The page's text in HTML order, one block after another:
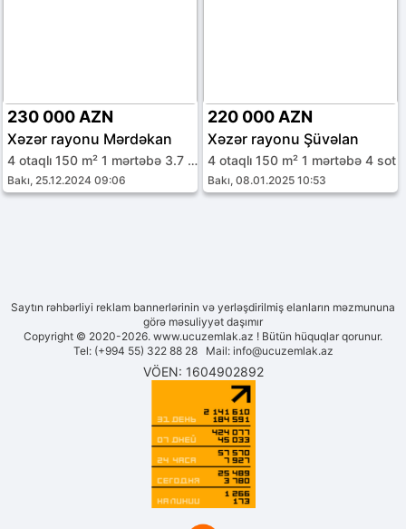
230 000 AZN
Xəzər rayonu Mərdəkan
4 otaqlı 150 m² 1 mərtəbə 3.7 sot
Bakı, 25.12.2024 09:06
220 000 AZN
Xəzər rayonu Şüvəlan
4 otaqlı 150 m² 1 mərtəbə 4 sot
Bakı, 08.01.2025 10:53
Saytın rəhbərliyi reklam bannerlərinin və yerləşdirilmiş elanların məzmununa
görə məsuliyyət daşımır
Copyright © 2020-2026. www.ucuzemlak.az ! Bütün hüquqlar qorunur.
Tel: (+994 55) 322 88 28 Mail: info@ucuzemlak.az
VÖEN: 1604902892